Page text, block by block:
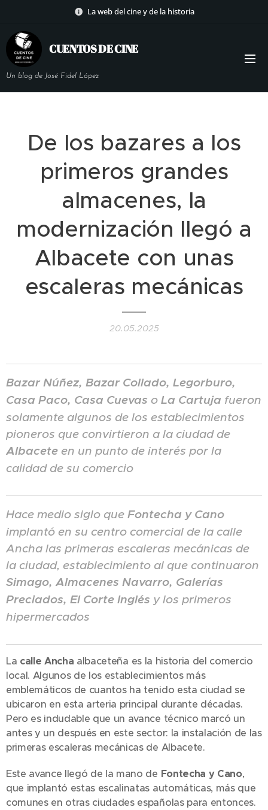
La web del cine y de la historia
CUENTOS DECINE
Un blog de José Fidel López
De los bazares a los
primeros grandes
almacenes, la
modernización llegó a
Albacete con unas
escaleras mecánicas
20.05.2025
Bazar Núñez, Bazar Collado, Legorburo,
Casa Paco, Casa Cuevas o La Cartuja fueron
solamente algunos de los establecimientos
pioneros que convirtieron a la ciudad de
Albacete en un punto de interés por la
calidad de su comercio
Hace medio siglo que Fontecha y Cano
implantó en su centro comercial de la calle
Ancha las primeras escaleras mecánicas de
la ciudad, establecimiento al que continuaron
Simago, Almacenes Navarro, Galerías
Preciados, El Corte Inglés y los primeros
hipermercados
La calle Ancha albaceteña es la historia del comercio
local. Algunos de los establecimientos más
emblemáticos de cuantos ha tenido esta ciudad se
ubicaron en esta arteria principal durante décadas.
Pero es indudable que un avance técnico marcó un
antes y un después en este sector: la instalación de las
primeras escaleras mecánicas de Albacete.
Este avance llegó de la mano de Fontecha y Cano,
que implantó estas escalinatas automáticas, más que
comunes en otras ciudades españolas para entonces.